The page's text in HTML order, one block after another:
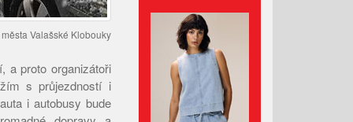
Červenec 2026
Červen 2026
Květen 2026
Duben 2026
Březen 2026
Valašské Klobouky
a proto organizátoři
s průjezdností i
i autobusy bude